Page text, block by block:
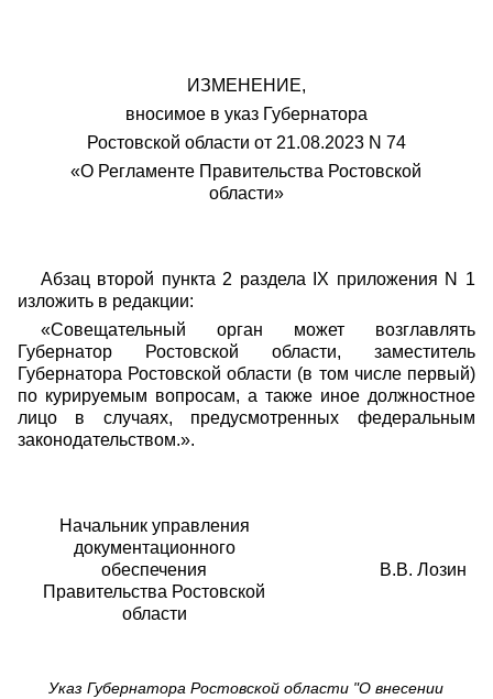
ИЗМЕНЕНИЕ,
вносимое в указ Губернатора
Ростовской области от 21.08.2023 N 74
«О Регламенте Правительства Ростовской
области»
Абзац второй пункта 2 раздела IX приложения N 1
изложить в редакции:
«Совещательный орган может возглавлять
Губернатор Ростовской области, заместитель
Губернатора Ростовской области (в том числе первый)
по курируемым вопросам, а также иное должностное
лицо в случаях, предусмотренных федеральным
законодательством.».
Начальник управления
документационного
обеспечения
Правительства Ростовской
области
В.В. Лозин
Указ Губернатора Ростовской области "О внесении